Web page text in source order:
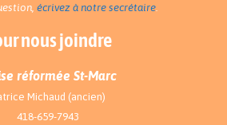
écrivez à notre secrétaire
nous joindre
réformée St-Marc
Michaud (ancien)
418-659-7943